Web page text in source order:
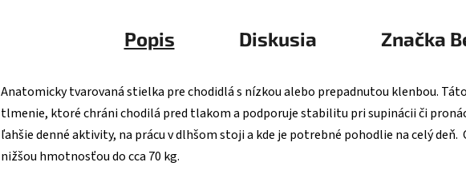
Popis Diskusia Značka
Anatomicky tvarovaná stielka pre chodidlá s nízkou alebo prepadnutou klenbou.
tlmenie, ktoré chráni chodilá pred tlakom a podporuje stabilitu pri supinácii či
ľahšie denné aktivity, na prácu v dlhšom stoji a kde je potrebné pohodlie na celý deň.
nižšou hmotnosťou do cca 70 kg.